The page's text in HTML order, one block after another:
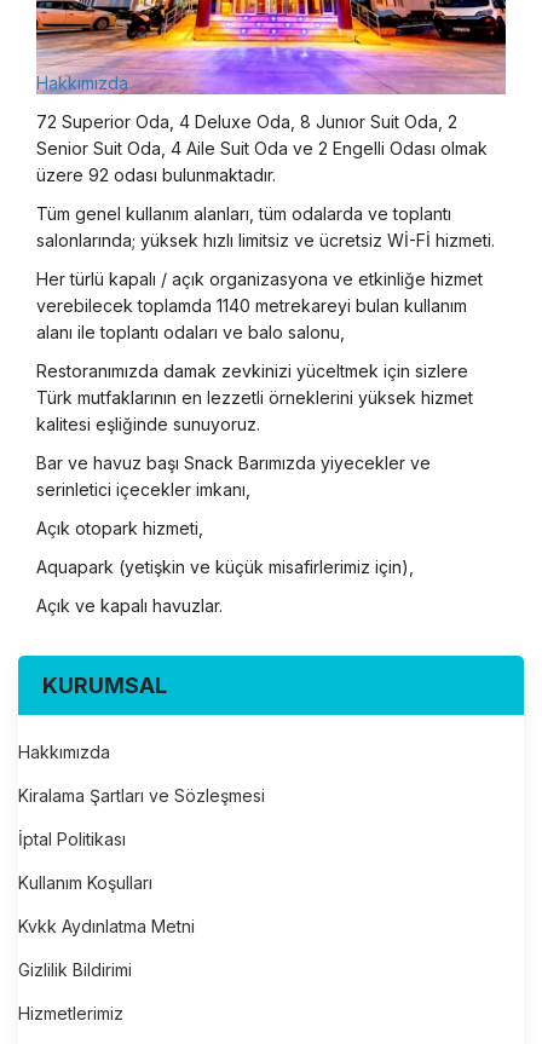
Hakkımızda
72 Superior Oda, 4 Deluxe Oda, 8 Junıor Suit Oda, 2
Senior Suit Oda, 4 Aile Suit Oda ve 2 Engelli Odası olmak
üzere 92 odası bulunmaktadır.
Tüm genel kullanım alanları, tüm odalarda ve toplantı
salonlarında; yüksek hızlı limitsiz ve ücretsiz Wİ-Fİ hizmeti.
Her türlü kapalı / açık organizasyona ve etkinliğe hizmet
verebilecek toplamda 1140 metrekareyi bulan kullanım
alanı ile toplantı odaları ve balo salonu,
Restoranımızda damak zevkinizi yüceltmek için sizlere
Türk mutfaklarının en lezzetli örneklerini yüksek hizmet
kalitesi eşliğinde sunuyoruz.
Bar ve havuz başı Snack Barımızda yiyecekler ve
serinletici içecekler imkanı,
Açık otopark hizmeti,
Aquapark (yetişkin ve küçük misafirlerimiz için),
Açık ve kapalı havuzlar.
KURUMSAL
Hakkımızda
Kiralama Şartları ve Sözleşmesi
İptal Politikası
Kullanım Koşulları
Kvkk Aydınlatma Metni
Gizlilik Bildirimi
Hizmetlerimiz